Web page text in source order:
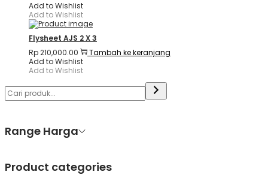
Add to Wishlist
Add to Wishlist
Flysheet AJS 2 X 3
Rp210,000.00
Tambah ke keranjang
Add to Wishlist
Add to Wishlist
Range Harga
Product categories